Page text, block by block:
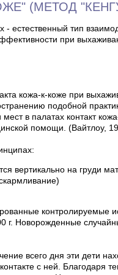
(МЕТОД
естественный тип
при
кожа-к-коже при
подобной
в палатах контакт
помощи. (Вайтлоу,
вертикально на груди
контролируемые
г. Новорожденные
всего дня эти дети
с ней. Благодаря